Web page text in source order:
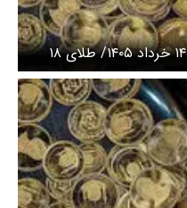
قیمت طلا و سکه امروز پنجشنبه ۱۴ خرداد ۱۴۰۵/ طلای ۱۸